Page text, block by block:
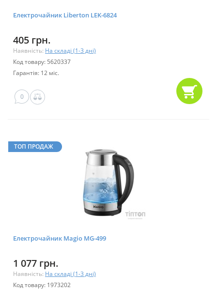
Електрочайник Liberton LEK-6824
405 грн.
Наявність: На складі (1-3 дні)
Код товару: 5620337
Гарантія: 12 міс.
0
ТОП ПРОДАЖ
Електрочайник Magio MG-499
1 077 грн.
Наявність: На складі (1-3 дні)
Код товару: 1973202